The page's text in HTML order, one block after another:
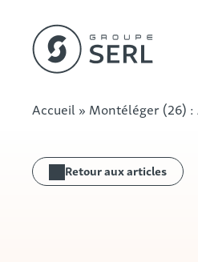
Accueil » Montéléger (26) :
Retour aux articles